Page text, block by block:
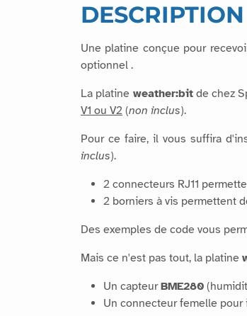
DESCRIPTION
Une platine conçue pour
optionnel .
La platine weather:bitde chez
V1 ou V2 (non inclus).
Pour ce faire, il vous suffira
inclus).
2 connecteurs RJ11
2 borniers à vis permettent
Des exemples de code vous
Mais ce n'est pas tout, la platine
Un capteurBME280
Un connecteur femelle pour